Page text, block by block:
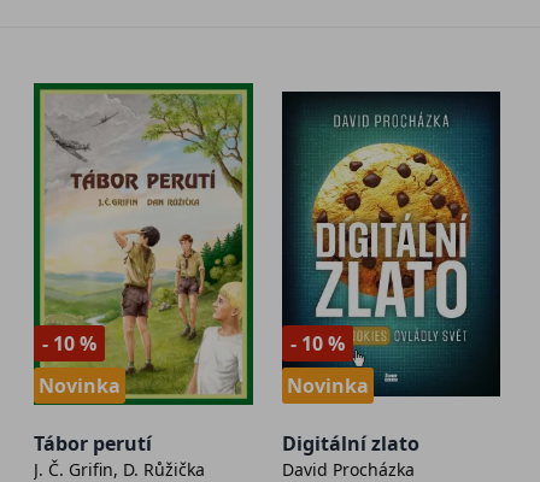
- 10 %
Novinka
Tábor perutí
J. Č. Grifin, D. Růžička
- 10 %
Novinka
Digitální zlato
David Procházka